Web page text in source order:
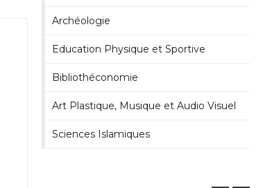
Archéologie
Education Physique et Sportive
Bibliothéconomie
Art Plastique, Musique et Audio Visuel
Sciences Islamiques